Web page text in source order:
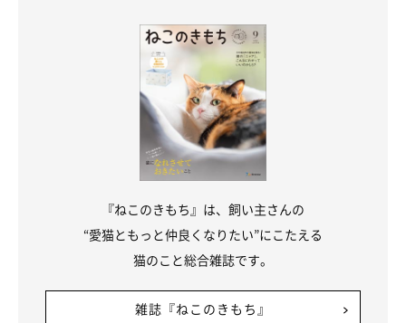
『ねこのきもち』は、飼い主さんの
“愛猫ともっと仲良くなりたい”にこたえる
猫のこと総合雑誌です。
雑誌『ねこのきもち』